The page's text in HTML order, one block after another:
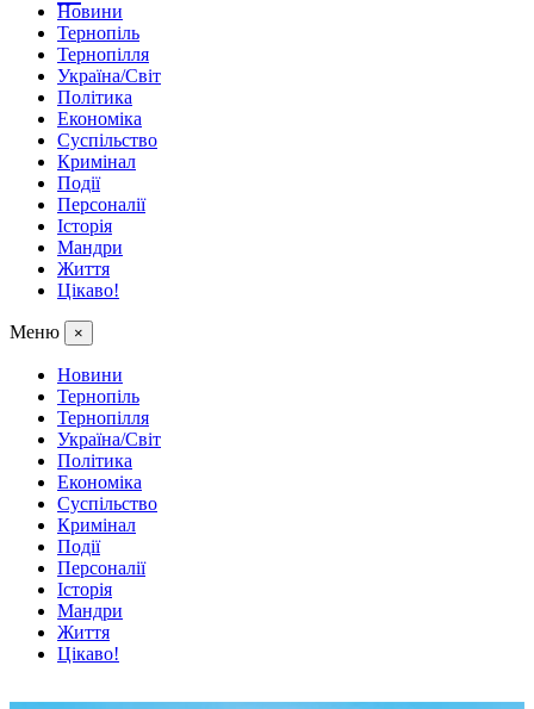
Новини
Тернопіль
Тернопілля
Україна/Світ
Політика
Економіка
Суспільство
Кримінал
Події
Персоналії
Історія
Мандри
Життя
Цікаво!
Меню ×
Новини
Тернопіль
Тернопілля
Україна/Світ
Політика
Економіка
Суспільство
Кримінал
Події
Персоналії
Історія
Мандри
Життя
Цікаво!